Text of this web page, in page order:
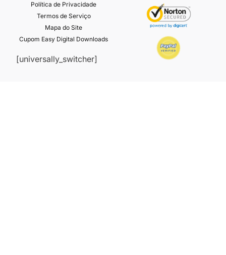
Política de Privacidade
Termos de Serviço
Mapa do Site
Cupom Easy Digital Downloads
[universally_switcher]